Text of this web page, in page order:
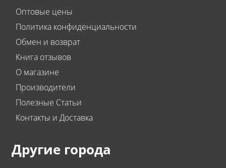
Оптовые цены
Политика конфиденциальности
Обмен и возврат
Книга отзывов
О магазине
Производители
Полезные Статьи
Контакты и Доставка
Другие города